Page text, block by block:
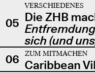
05
VERSCHIEDENES
Die ZHB
sich (und
06
ZUM MITMACHEN
Caribbean